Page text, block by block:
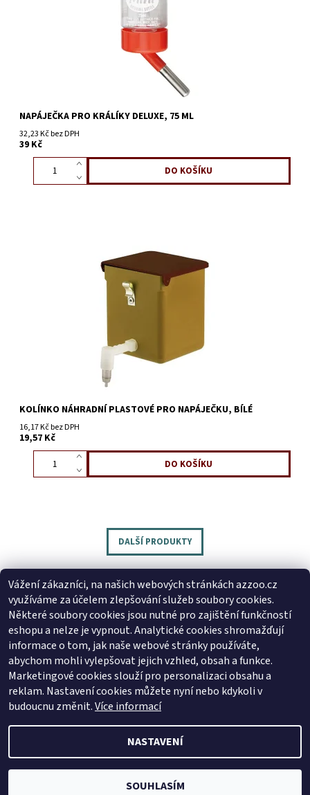
NAPÁJEČKA PRO KRÁLÍKY DELUXE, 75 ML
32,23 Kč bez DPH
39 Kč
KOLÍNKO NÁHRADNÍ PLASTOVÉ PRO NAPÁJEČKU, BÍLÉ
16,17 Kč bez DPH
19,57 Kč
DALŠÍ PRODUKTY
Následující
1 2
Zboží.cz | Heureka.cz
2026 © AZ ZOO, všechna práva vyhrazena
Vytvořil Shoptet
Vážení zákazníci, na našich webových stránkách azzoo.cz
využíváme za účelem zlepšování služeb soubory cookies.
Některé soubory cookies jsou nutné pro zajištění funkčností
eshopu a nelze je vypnout. Analytické cookies shromažďují
informace o tom, jak naše webové stránky používáte,
abychom mohli vylepšovat jejich vzhled, obsah a funkce.
Marketingové cookies slouží pro personalizaci obsahu a
reklam. Nastavení cookies můžete nyní nebo kdykoli v
budoucnu změnit.Více informací
NASTAVENÍ
SOUHLASÍM